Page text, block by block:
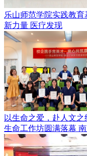
乐山师范学院实践教
新力量 医疗发现
以生命之爱，赴人文
生命工作坊圆满落幕